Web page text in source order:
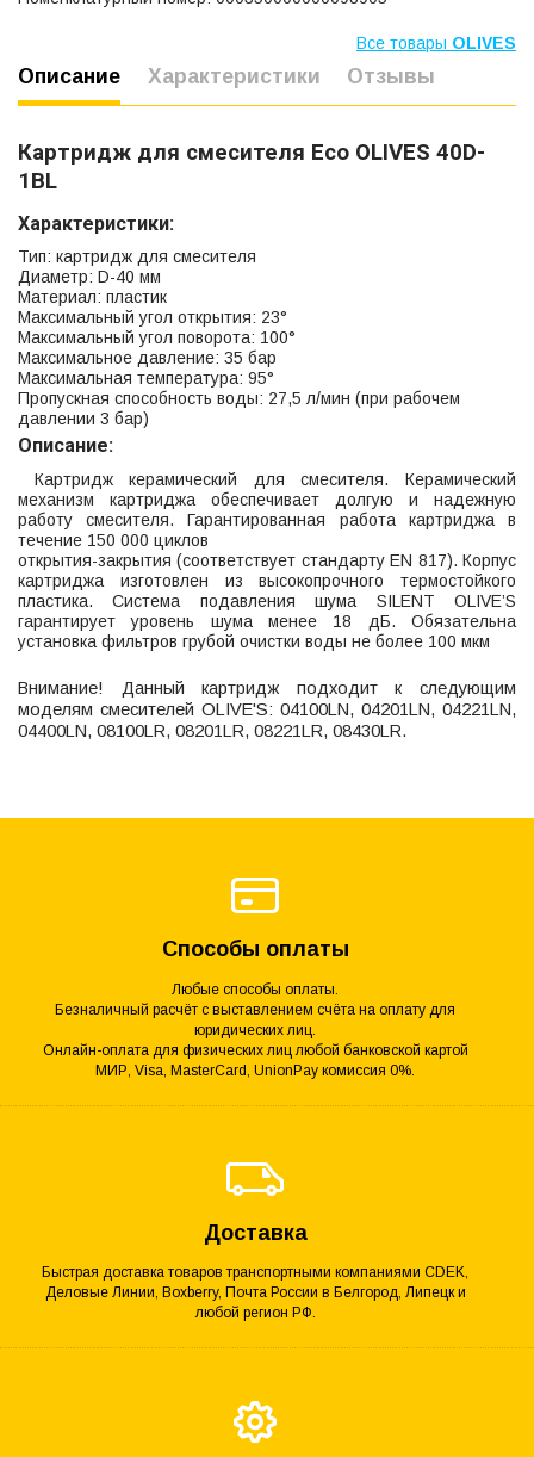
Все товары OLIVES
Описание Характеристики Отзывы
Картридж для смесителя Eco OLIVES 40D-
1BL
Характеристики:
Тип: картридж для смесителя
Диаметр: D-40 мм
Материал: пластик
Максимальный угол открытия: 23°
Максимальный угол поворота: 100°
Максимальное давление: 35 бар
Максимальная температура: 95°
Пропускная способность воды: 27,5 л/мин (при рабочем
давлении 3 бар)
Описание:
Картридж керамический для смесителя. Керамический
механизм картриджа обеспечивает долгую и надежную
работу смесителя. Гарантированная работа картриджа в
течение 150 000 циклов
открытия-закрытия (соответствует стандарту EN 817). Корпус
картриджа изготовлен из высокопрочного термостойкого
пластика. Система подавления шума SILENT OLIVE’S
гарантирует уровень шума менее 18 дБ. Обязательна
установка фильтров грубой очистки воды не более 100 мкм
Внимание! Данный картридж подходит к следующим
моделям смесителей OLIVE'S: 04100LN, 04201LN, 04221LN,
04400LN, 08100LR, 08201LR, 08221LR, 08430LR.
Способы оплаты
Любые способы оплаты.
Безналичный расчёт с выставлением счёта на оплату для
юридических лиц.
Онлайн-оплата для физических лиц любой банковской картой
МИР, Visa, MasterCard, UnionPay комиссия 0%.
Доставка
Быстрая доставка товаров транспортными компаниями CDEK,
Деловые Линии, Boxberry, Почта России в Белгород, Липецк и
любой регион РФ.